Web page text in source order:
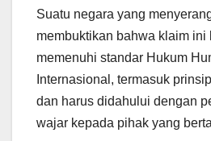
Suatu negara yang
membuktikan bahwa klaim ini
memenuhi standar Hukum
Internasional, termasuk
dan harus didahului dengan
wajar kepada pihak yang